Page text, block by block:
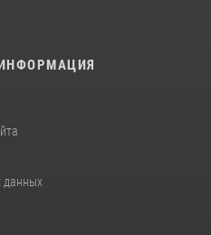
данных